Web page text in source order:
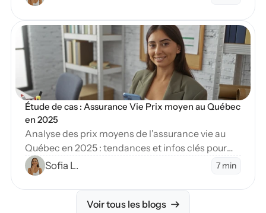
fonctionnement et quand la choisir.
Blog
Étude de cas : Assurance Vie Prix moyen au Québec
en 2025
Analyse des prix moyens de l'assurance vie au
Québec en 2025 : tendances et infos clés pour
planifier votre avenir financier de manière
éclairée.
Sofia L. 7 min
Voir tous les blogs